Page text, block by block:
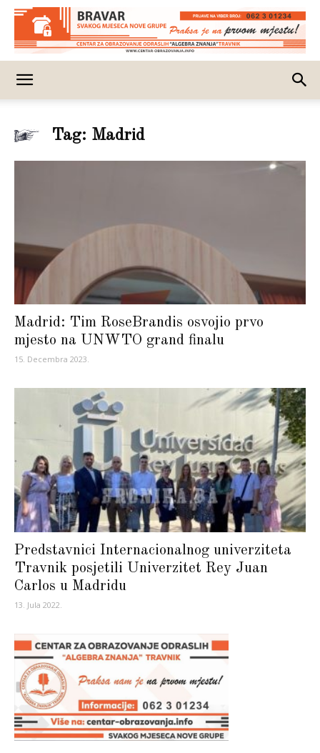
Tag: Madrid
Madrid: Tim RoseBrandis osvojio prvo
mjesto na UNWTO grand finalu
15. Decembra 2023.
Predstavnici Internacionalnog univerziteta
Travnik posjetili Univerzitet Rey Juan
Carlos u Madridu
13. Jula 2022.